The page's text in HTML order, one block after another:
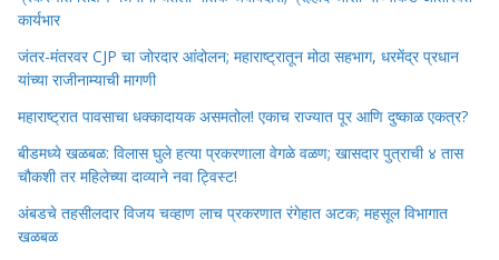
कार्यभार
जंतर-मंतरवर CJP चा जोरदार आंदोलन; महाराष्ट्रातून मोठा सहभाग, धरमेंद्र प्रधान
यांच्या राजीनाम्याची मागणी
महाराष्ट्रात पावसाचा धक्कादायक असमतोल! एकाच राज्यात पूर आणि दुष्काळ एकत्र?
बीडमध्ये खळबळ: विलास घुले हत्या प्रकरणाला वेगळे वळण; खासदार पुत्राची ४ तास
चौकशी तर महिलेच्या दाव्याने नवा ट्विस्ट!
अंबडचे तहसीलदार विजय चव्हाण लाच प्रकरणात रंगेहात अटक; महसूल विभागात
खळबळ